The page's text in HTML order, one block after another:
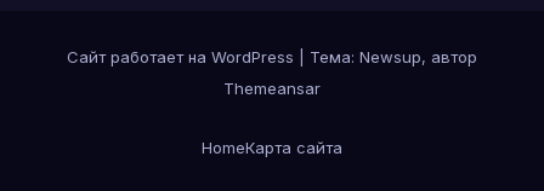
Сайт работает на WordPress
Тема: Newsup, автор
Themeansar
HomeКарта сайта